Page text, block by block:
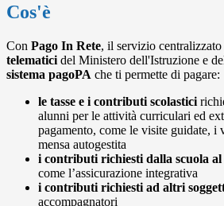
Cos'è
Con Pago In Rete, il servizio centralizzato
telematici del Ministero dell'Istruzione e
sistema pagoPA che ti permette di pagare:
le tasse e i contributi scolastici
alunni per le attività curriculari ed
pagamento, come le visite guidate, i
mensa autogestita
i contributi richiesti dalla scuola al
come l’assicurazione integrativa
i contributi richiesti ad altri
accompagnatori